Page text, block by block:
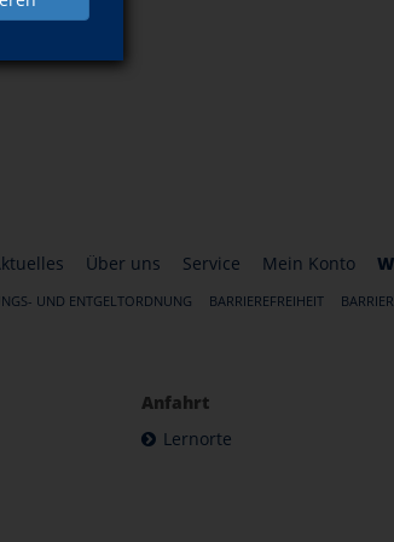
Über uns Service Mein Konto
UND ENTGELTORDNUNG BARRIEREFREIHEIT
Anfahrt
Lernorte